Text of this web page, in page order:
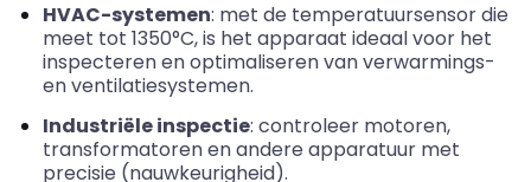
HVAC-systemen: met de temperatuursensor die
meet tot 1350°C, is het apparaat ideaal voor het
inspecteren en optimaliseren van verwarmings-
en ventilatiesystemen.
Industriële inspectie: controleer motoren,
transformatoren en andere apparatuur met
precisie (nauwkeurigheid).